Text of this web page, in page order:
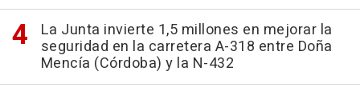
La Junta invierte 1,5 millones en mejorar la
seguridad en la carretera A-318 entre Doña
Mencía (Córdoba) y la N-432